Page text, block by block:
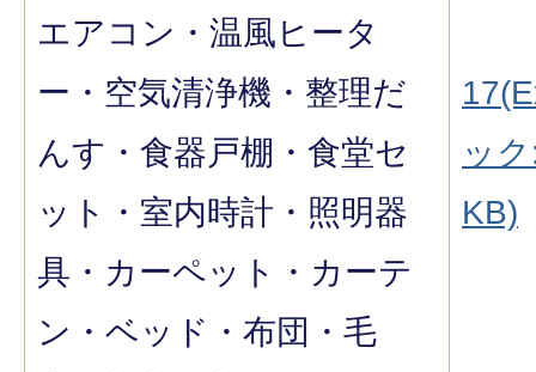
エアコン・温風ヒータ
ー・空気清浄機・整理だ
んす・食器戸棚・食堂セ
ット・室内時計・照明器
具・カーペット・カーテ
ン・ベッド・布団・毛
ッ
KB)